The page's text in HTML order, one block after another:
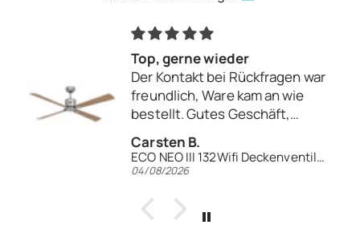
Top, gerne wieder
Der Kontakt bei Rückfragen war
freundlich, Ware kam an wie
bestellt. Gutes Geschäft,
gerne wieder.
Carsten B.
ECO NEO III 132Wifi Deckenventilator
04/08/2026